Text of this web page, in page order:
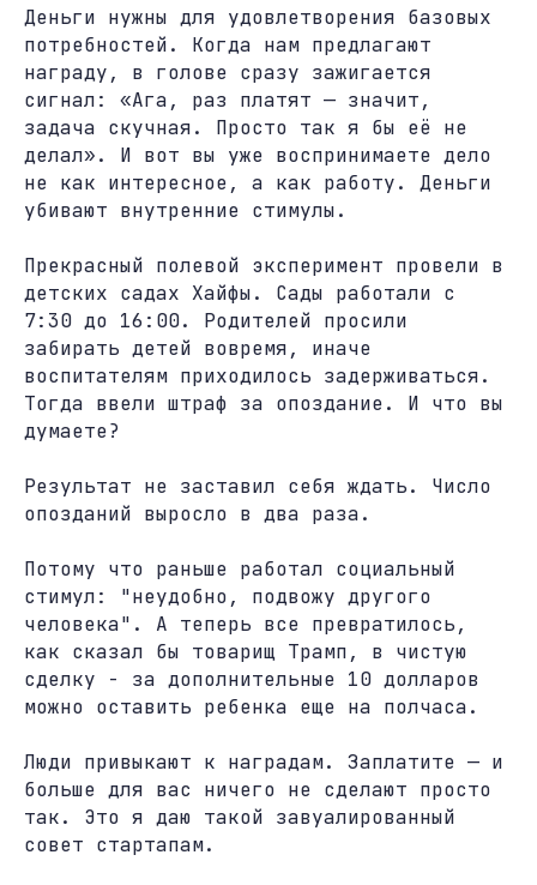
Деньги нужны для удовлетворения базовых
потребностей. Когда нам предлагают
награду, в голове сразу зажигается
сигнал: «Ага, раз платят — значит,
задача скучная. Просто так я бы её не
делал». И вот вы уже воспринимаете дело
не как интересное, а как работу. Деньги
убивают внутренние стимулы.
Прекрасный полевой эксперимент провели в
детских садах Хайфы. Сады работали с
7:30 до 16:00. Родителей просили
забирать детей вовремя, иначе
воспитателям приходилось задерживаться.
Тогда ввели штраф за опоздание. И что вы
думаете?
Результат не заставил себя ждать. Число
опозданий выросло в два раза.
Потому что раньше работал социальный
стимул: "неудобно, подвожу другого
человека". А теперь все превратилось,
как сказал бы товарищ Трамп, в чистую
сделку - за дополнительные 10 долларов
можно оставить ребенка еще на полчаса.
Люди привыкают к наградам. Заплатите — и
больше для вас ничего не сделают просто
так. Это я даю такой завуалированный
совет стартапам.